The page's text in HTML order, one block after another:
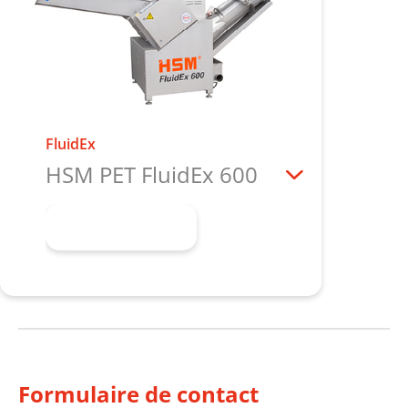
FluidEx
HSM PET FluidEx 600
Formulaire de contact